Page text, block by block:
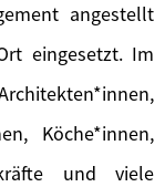
angestellt
eingesetzt. Im
Köche*innen,
und viele